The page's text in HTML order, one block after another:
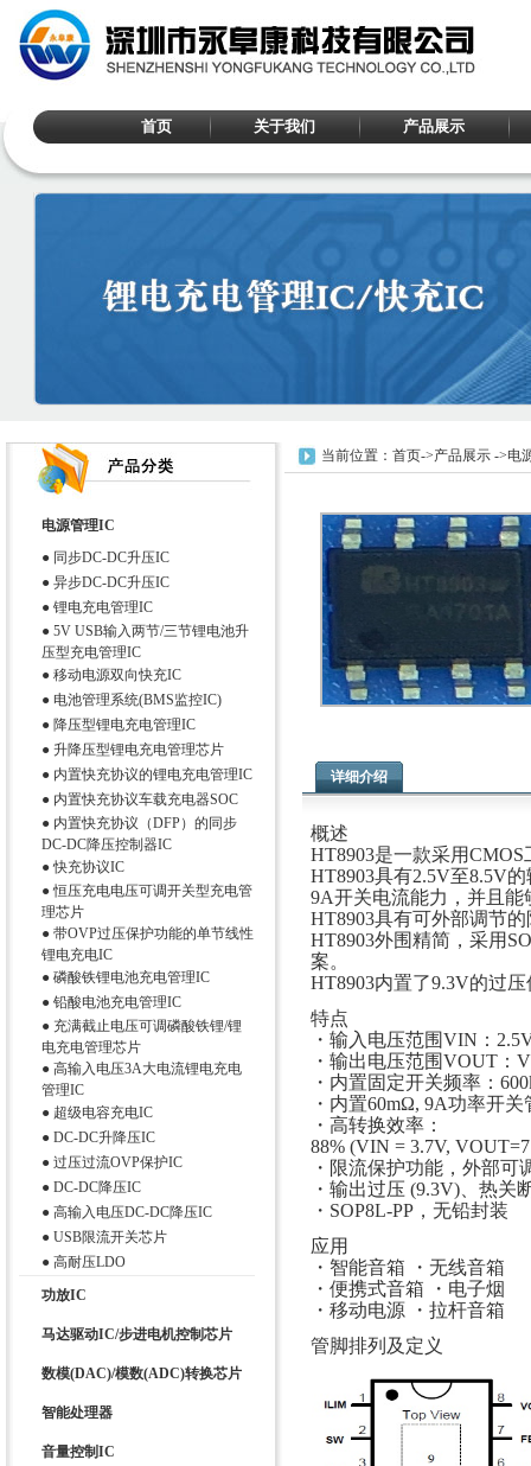
首页 关于我们 产品展示
电源管理IC
● 同步DC-DC升压IC
● 异步DC-DC升压IC
● 锂电充电管理IC
● 5V USB输入两节/三节锂电池升
压型充电管理IC
● 移动电源双向快充IC
● 电池管理系统(BMS监控IC)
● 降压型锂电充电管理IC
● 升降压型锂电充电管理芯片
● 内置快充协议的锂电充电管理IC
● 内置快充协议车载充电器SOC
● 内置快充协议（DFP）的同步
DC-DC降压控制器IC
● 快充协议IC
● 恒压充电电压可调开关型充电管
理芯片
● 带OVP过压保护功能的单节线性
锂电充电IC
● 磷酸铁锂电池充电管理IC
● 铅酸电池充电管理IC
● 充满截止电压可调磷酸铁锂/锂
电充电管理芯片
● 高输入电压3A大电流锂电充电
管理IC
● 超级电容充电IC
● DC-DC升降压IC
● 过压过流OVP保护IC
● DC-DC降压IC
● 高输入电压DC-DC降压IC
● USB限流开关芯片
● 高耐压LDO
功放IC
马达驱动IC/步进电机控制芯片
数模(DAC)/模数(ADC)转换芯片
智能处理器
音量控制IC
当前位置： 首页->产品展示 ->电
详细介绍
概述
HT8903是一款采用
HT8903具有2.5V至8.5V
9A开关电流能力，并且
HT8903具有可外部调节
HT8903外围精简，采用
案。
HT8903内置了9.3V的过
特点
・输入电压范围VIN：
・输出电压范围VOUT：
・内置固定开关频率：
・内置60mΩ, 9A功率开关
・高转换效率：
88% (VIN = 3.7V,
・限流保护功能，外部可
・输出过压 (9.3V)、热关
・SOP8L-PP，无铅封装
应用
・智能音箱 ・无线音箱
・便携式音箱 ・电子烟
・移动电源 ・拉杆音箱
管脚排列及定义